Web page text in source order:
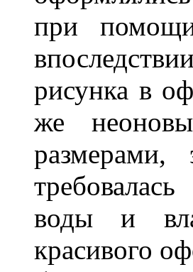
при
рисунка в
же
размерами,
воды и
красивого